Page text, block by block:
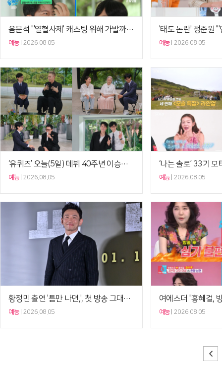
음문석 "'열혈사제' 캐스팅 위해 가발까지 준비…父 행…
예능 2026.08.05 예능 2026.08.05
‘유퀴즈’ 오늘(5일) 데뷔 40주년 이승철→배우 음문…
예능 2026.08.05 예능 2026.08.05
황정민 출연 '틈만 나면,', 첫 방송 그대로 간다
예능 2026.08.05 예능 2026.08.05